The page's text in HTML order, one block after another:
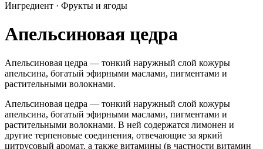
Ингредиент · Фрукты и ягоды
Апельсиновая цедра
Апельсиновая цедра — тонкий наружный слой кожуры
апельсина, богатый эфирными маслами, пигментами и
растительными волокнами.
Апельсиновая цедра — тонкий наружный слой кожуры
апельсина, богатый эфирными маслами, пигментами и
растительными волокнами. В ней содержатся лимонен и
другие терпеновые соединения, отвечающие за яркий
цитрусовый аромат, а также витамины (в частности витамин